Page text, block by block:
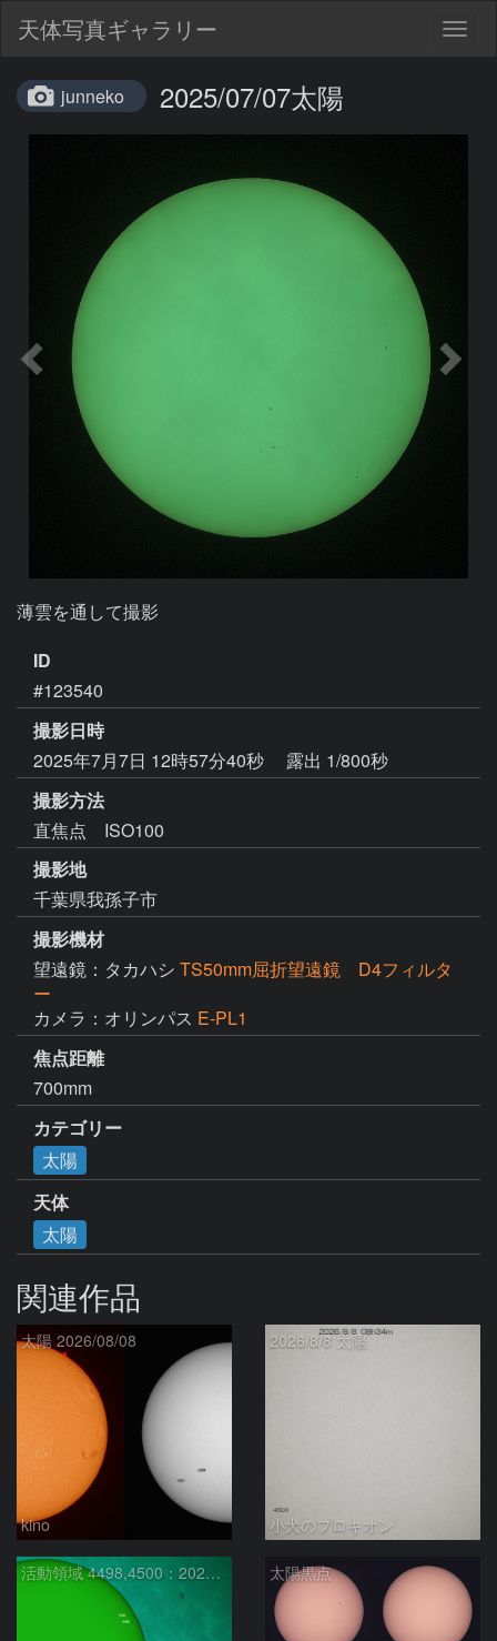
天体写真ギャラリー
junneko 2025/07/07太陽
薄雲を通して撮影
ID
#123540
撮影日時
2025年7月7日 12時57分40秒
露出 1/800秒
撮影方法
直焦点 ISO100
撮影地
千葉県我孫子市
撮影機材
望遠鏡：タカハシ TS50mm屈折望遠鏡 D4フィルタ
ー
カメラ：オリンパス E-PL1
焦点距離
700mm
カテゴリー
太陽
天体
太陽
関連作品
太陽 2026/08/08
kino
2026/8/8 太陽
小犬のプロキオン
活動領域 4498,4500：2026/08/08 太陽黒点